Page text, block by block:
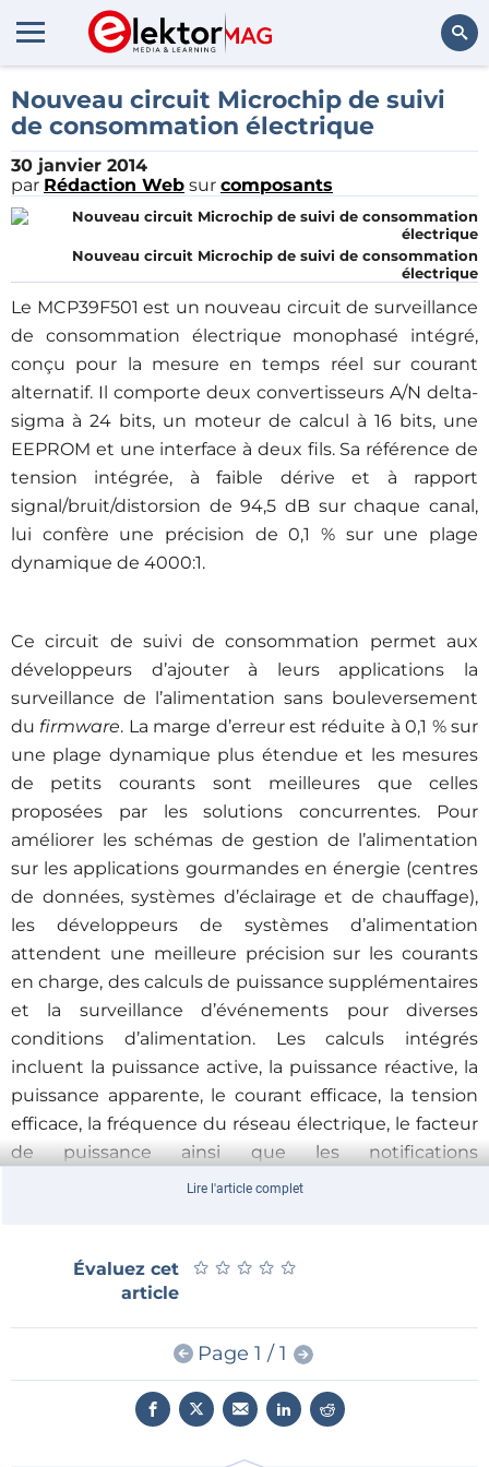
Rechercher
Nouveau circuit Microchip de suivi
de consommation électrique
30 janvier 2014
par Rédaction Web sur composants
Nouveau circuit Microchip de suivi de consommation
électrique
Le MCP39F501 est un nouveau circuit de surveillance
de consommation électrique monophasé intégré,
conçu pour la mesure en temps réel sur courant
alternatif. Il comporte deux convertisseurs A/N delta-
sigma à 24 bits, un moteur de calcul à 16 bits, une
EEPROM et une interface à deux fils. Sa référence de
tension intégrée, à faible dérive et à rapport
signal/bruit/distorsion de 94,5 dB sur chaque canal,
lui confère une précision de 0,1 % sur une plage
dynamique de 4000:1.
Ce circuit de suivi de consommation permet aux
développeurs d’ajouter à leurs applications la
surveillance de l’alimentation sans bouleversement
du firmware. La marge d’erreur est réduite à 0,1 % sur
une plage dynamique plus étendue et les mesures
de petits courants
sont meilleures que celles
proposées par les solutions concurrentes. Pour
améliorer les schémas de gestion de l’alimentation
sur les applications gourmandes en énergie (centres
de données, systèmes d’éclairage et de chauffage),
les développeurs de systèmes d’alimentation
attendent une meilleure précision sur les courants
en charge, des calculs de puissance supplémentaires
et la surveillance d’événements pour diverses
conditions d’alimentation. Les calculs intégrés
incluent la puissance active, la puissance réactive, la
puissance apparente, le courant efficace, la tension
efficace, la fréquence du réseau électrique, le facteur
de puissance ainsi que les notifications
d’événements programmables.
Suivi de consommation pour les produits grand
public, commerciaux et industriels.
Lire l'article complet
Évaluez cet
article
★ ★ ★ ★ ★
★ ★ ★ ★ ★
Page 1 / 1